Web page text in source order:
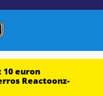
euron
Reactoonz-